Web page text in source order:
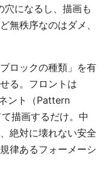
穴になるし、描画も
無秩序なのはダメ、
ロックの種類」を有
る。フロントは
ント（Pattern
描画するだけ。中
絶対に壊れない安全
律あるフォーメーシ